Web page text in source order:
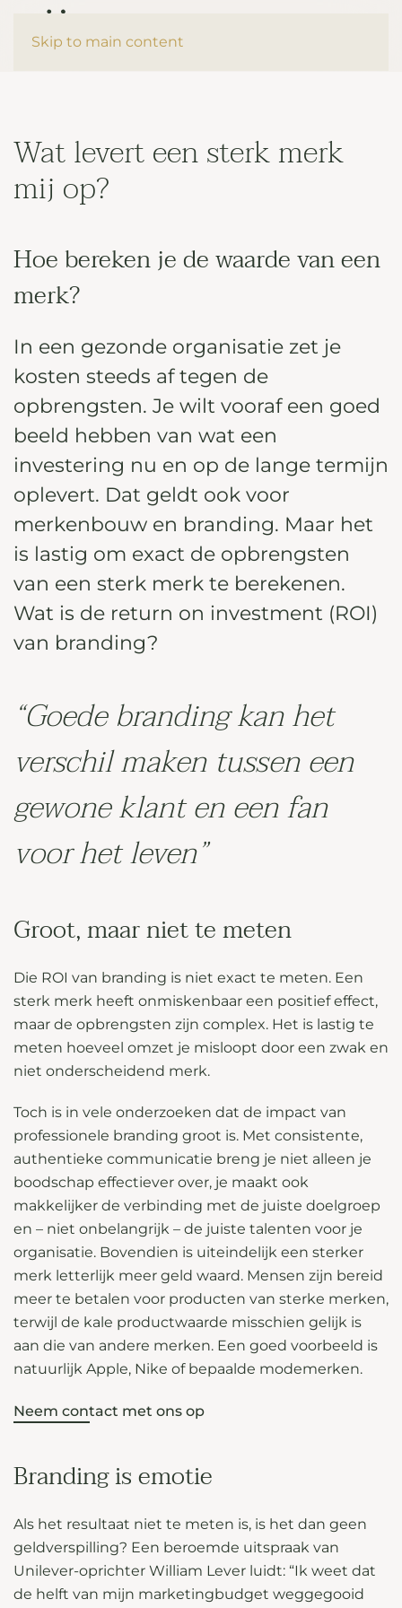
Skip to main content
Wat levert een sterk merk
mij op?
Hoe bereken je de waarde van een
merk?
In een gezonde organisatie zet je
kosten steeds af tegen de
opbrengsten. Je wilt vooraf een goed
beeld hebben van wat een
investering nu en op de lange termijn
oplevert. Dat geldt ook voor
merkenbouw en branding. Maar het
is lastig om exact de opbrengsten
van een sterk merk te berekenen.
Wat is de return on investment (ROI)
van branding?
“Goede branding kan het
verschil maken tussen een
gewone klant en een fan
voor het leven”
Groot, maar niet te meten
Die ROI van branding is niet exact te meten. Een
sterk merk heeft onmiskenbaar een positief effect,
maar de opbrengsten zijn complex. Het is lastig te
meten hoeveel omzet je misloopt door een zwak en
niet onderscheidend merk.
Toch is in vele onderzoeken dat de impact van
professionele branding groot is. Met consistente,
authentieke communicatie breng je niet alleen je
boodschap effectiever over, je maakt ook
makkelijker de verbinding met de juiste doelgroep
en – niet onbelangrijk – de juiste talenten voor je
organisatie. Bovendien is uiteindelijk een sterker
merk letterlijk meer geld waard. Mensen zijn bereid
meer te betalen voor producten van sterke merken,
terwijl de kale productwaarde misschien gelijk is
aan die van andere merken. Een goed voorbeeld is
natuurlijk Apple, Nike of bepaalde modemerken.
Neem contact met ons op
Branding is emotie
Als het resultaat niet te meten is, is het dan geen
geldverspilling? Een beroemde uitspraak van
Unilever-oprichter William Lever luidt: “Ik weet dat
de helft van mijn marketingbudget weggegooid